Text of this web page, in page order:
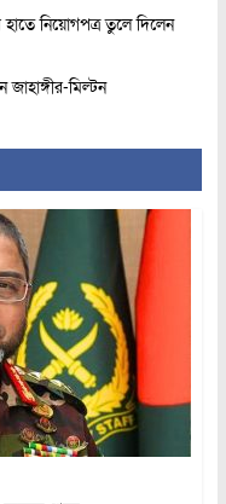
নিয়োগপত্র তুলে দিলেন
মিল্টন